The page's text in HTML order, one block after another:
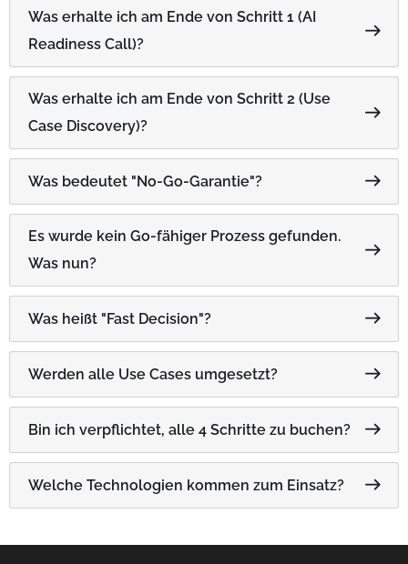
Was erhalte ich am Ende von Schritt 1 (AI
Readiness Call)?
Was erhalte ich am Ende von Schritt 2 (Use
Case Discovery)?
Was bedeutet "No-Go-Garantie"?
Es wurde kein Go-fähiger Prozess gefunden.
Was nun?
Was heißt "Fast Decision"?
Werden alle Use Cases umgesetzt?
Bin ich verpflichtet, alle 4 Schritte zu buchen?
Welche Technologien kommen zum Einsatz?